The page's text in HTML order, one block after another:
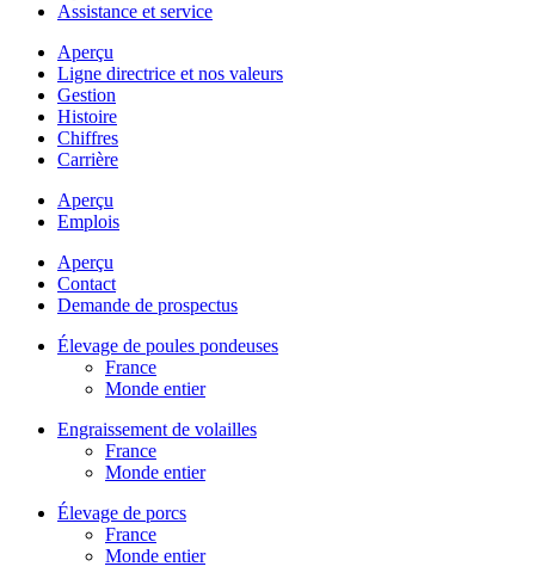
Assistance et service
Aperçu
Ligne directrice et nos valeurs
Gestion
Histoire
Chiffres
Carrière
Aperçu
Emplois
Aperçu
Contact
Demande de prospectus
Élevage de poules pondeuses
France
Monde entier
Engraissement de volailles
France
Monde entier
Élevage de porcs
France
Monde entier